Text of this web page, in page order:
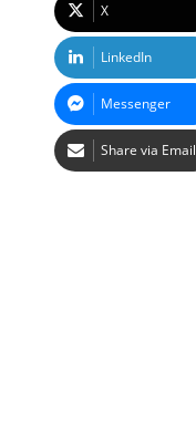
X
LinkedIn
Messenger
Share via Email